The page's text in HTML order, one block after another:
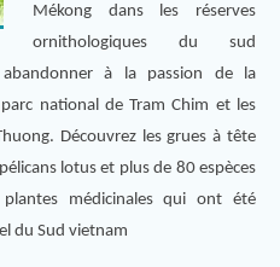
Mékong dans les réserves
ornithologiques du sud
à la passion de la
national de Tram Chim et les
Découvrez les grues à tête
lotus et plus de 80 espèces
médicinales qui ont été
du Sud vietnam